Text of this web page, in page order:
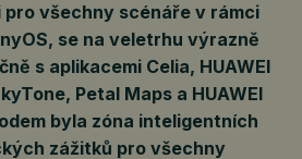
pro všechny scénáře v rámci
se na veletrhu výrazně
s aplikacemi Celia, HUAWEI
Petal Maps a HUAWEI
byla zóna inteligentních
zážitků pro všechny